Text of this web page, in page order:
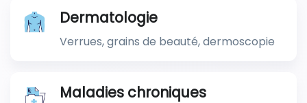
Dermatologie
Verrues, grains de beauté, dermoscopie
Maladies chroniques